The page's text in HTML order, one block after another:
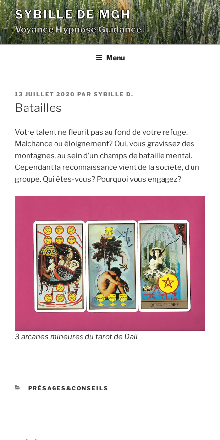
Aller
au
contenu
principal
SYBILLE DE MGH
Voyance Hypnose Guidance
Menu
PUBLIÉ
LE
13 JUILLET 2020 PAR SYBILLE D.
Batailles
Votre talent ne fleurit pas au fond de votre refuge.
Malchance ou éloignement? Oui, vous gravissez des
montagnes, au sein d’un champs de bataille mental.
Cependant la reconnaissance vient de la société, d’un
groupe. Qui êtes-vous? Pourquoi vous engagez?
3 arcanes mineures du tarot de Dali
CATÉGORIES
PRÉSAGES&CONSEILS
Navigation